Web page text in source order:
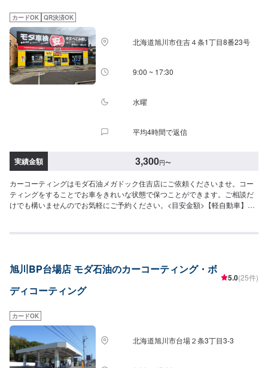
カードOK QR決済OK
北海道旭川市住吉４条1丁目8番23号
9:00 ~ 17:30
水曜
平均4時間で返信
実績金額 3,300円〜
カーコーティングはモダ石油メガドック住吉店にご依頼くださいませ。コー
ティングをすることでお車をきれいな状態で保つことができます。ご相談だ
けでも構いませんのでお気軽にご予約ください。<目安金額>【軽自動車】ス
旭川BP台場店 モダ石油のカーコーティング・ボ
ディコーティング
5.0(25件)
カードOK
北海道旭川市台場２条3丁目3-3